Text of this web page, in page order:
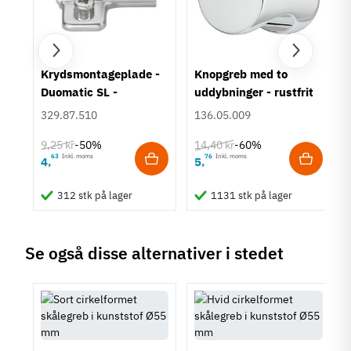
Montering
Påskruning
Bøjlegreb
Stil
Klassisk
TilstandNy
Krydsmontageplade -
Duomatic SL -
Euroskruer
329.87.510
9,25 kr-50%
4,63 Inkl. moms
312 stk på lager
Knopgreb med to
uddybninger - rustfrit
stål
136.05.009
14,40 kr-60%
5,76 Inkl. moms
1131 stk på lager
Se også disse alternativer i stedet